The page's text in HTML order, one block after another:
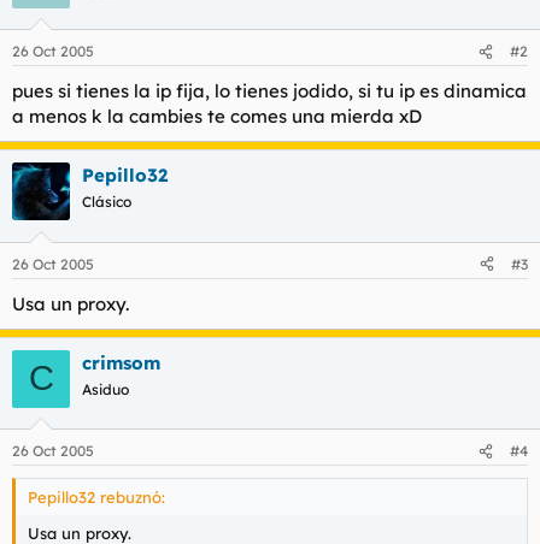
26 Oct 2005 #2
pues si tienes la ip fija, lo tienes jodido, si tu ip es dinamica
a menos k la cambies te comes una mierda xD
Pepillo32
Clásico
26 Oct 2005 #3
Usa un proxy.
C crimsom
Asiduo
26 Oct 2005 #4
Pepillo32 rebuznó:
Usa un proxy.